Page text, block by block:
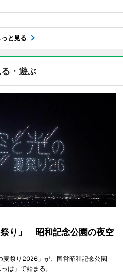
っと見る
る・遊ぶ
り」 昭和記念公園の夜空
夏祭り2026」が、国営昭和記念公園
ぱ」で始まる。